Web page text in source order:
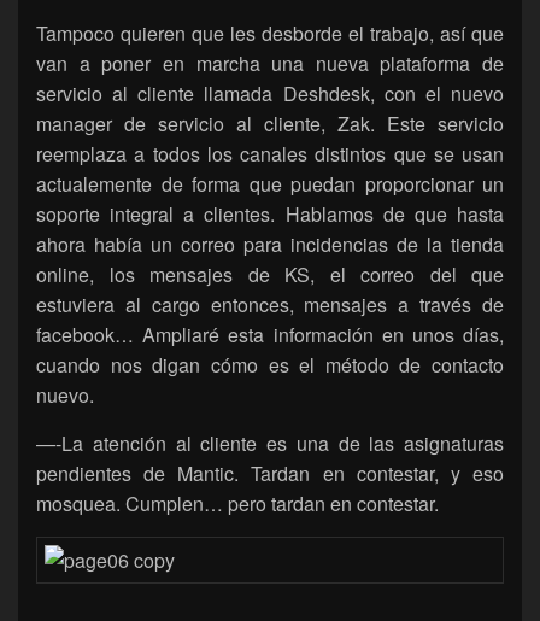
Tampoco quieren que les desborde el trabajo, así que
van a poner en marcha una nueva plataforma de
servicio al cliente llamada Deshdesk, con el nuevo
manager de servicio al cliente, Zak. Este servicio
reemplaza a todos los canales distintos que se usan
actualemente de forma que puedan proporcionar un
soporte integral a clientes. Hablamos de que hasta
ahora había un correo para incidencias de la tienda
online, los mensajes de KS, el correo del que
estuviera al cargo entonces, mensajes a través de
facebook… Ampliaré esta información en unos días,
cuando nos digan cómo es el método de contacto
nuevo.
—-La atención al cliente es una de las asignaturas
pendientes de Mantic. Tardan en contestar, y eso
mosquea. Cumplen… pero tardan en contestar.